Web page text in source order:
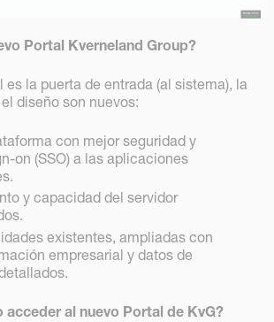
Portal Kverneland Group?
es la puerta de entrada (al sistema), la
diseño son nuevos:
con mejor seguridad y
on (SSO) a las aplicaciones
y capacidad del servidor
existentes, ampliadas con
empresarial y datos de
acceder al nuevo Portal de KvG?